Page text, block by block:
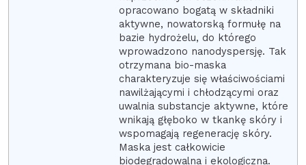
opracowano bogatą w składniki
aktywne, nowatorską formułę na
bazie hydrożelu, do którego
wprowadzono nanodyspersję. Tak
otrzymana bio-maska
charakteryzuje się właściwościami
nawilżającymi i chłodzącymi oraz
uwalnia substancje aktywne, które
wnikają głęboko w tkankę skóry i
wspomagają regenerację skóry.
Maska jest całkowicie
biodegradowalna i ekologiczna.